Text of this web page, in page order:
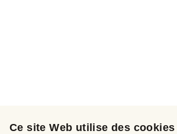
Ce site Web utilise des cookies